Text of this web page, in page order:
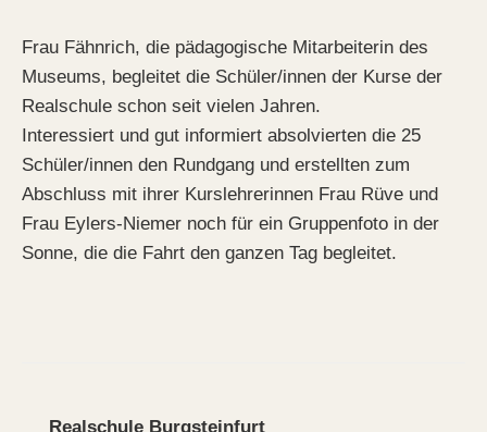
Frau Fähnrich, die pädagogische Mitarbeiterin des
Museums, begleitet die Schüler/innen der Kurse der
Realschule schon seit vielen Jahren.
Interessiert und gut informiert absolvierten die 25
Schüler/innen den Rundgang und erstellten zum
Abschluss mit ihrer Kurslehrerinnen Frau Rüve und
Frau Eylers-Niemer noch für ein Gruppenfoto in der
Sonne, die die Fahrt den ganzen Tag begleitet.
Realschule Burgsteinfurt